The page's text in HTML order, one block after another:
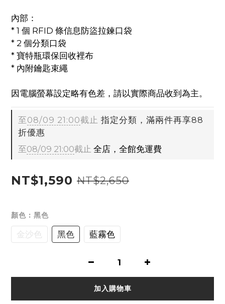
內部：
* 1 個 RFID 條信息防盜拉鍊口袋
* 2 個分類口袋
* 寶特瓶環保回收裡布
* 內附鑰匙束繩
因電腦螢幕設定略有色差，請以實際商品收到為主。
至08/09 21:00截止 指定分類，滿兩件再享88
折優惠
至08/09 21:00截止 全店，全館免運費
NT$1,590 NT$2,650
顏色 : 黑色
金沙色 黑色 藍霧色
加入購物車